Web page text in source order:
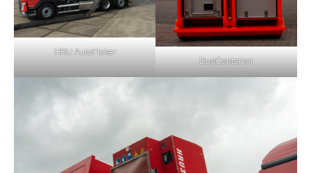
HRU AutoFlaker
DuoContainer